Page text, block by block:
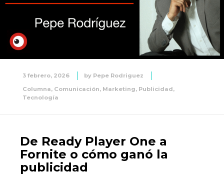
3 febrero, 2026 by Pepe Rodriguez
Columna, Comunicación, Marketing, Publicidad,
Tecnología
De Ready Player One a
Fornite o cómo ganó la
publicidad